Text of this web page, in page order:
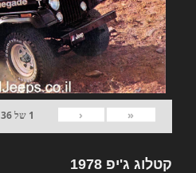
«
‹
1 של36
קטלוג ג'יפ 1978